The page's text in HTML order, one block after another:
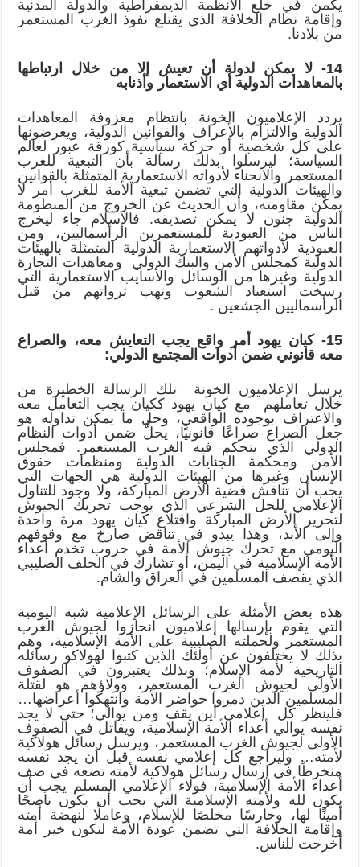
يكمن في خلع الأنظمة الديمقراطية والدولة المدنية
وإقامة نظام الخلافة الذي يقتلع نفوذ الغرب المستعمر
من بلادنا.
14- لا يمكن لدولة أن تعيش إلا من خلال ارتباطها
بالمعاهدات الدولية أي الاستعمار وأذنابه
يردد الإعلاميون الخونة بانتظام معزوفة المعاهدات
الدولية والالتزام بالأعراف والقوانين الدولية، ويعرضونها
على كل شخصية أو حركة سياسية كورقة عبور لعالم
السياسة؛ ليرسلوا بذلك رسالة بأن التبعية للغرب
المستعمر والانحناء لأدواته الاستعمارية المتمثلة بالقوانين
والهيئات الدولية التي تضمن تبعية الأمة للغرب أمر لا
يمكن مقاومته، وأن الحديث عن الخروج من المنظومة
الدولية جنون لا يمكن تصديقه. فالإسلام جاء ليخرج
الناس من العبودية للمستعمرين الرأسماليين، ومن
العبودية لأدواتهم الاستعمارية الدولية المتمثلة بالهيئات
الدولية كمجلس الأمن والبنك الدولي ومعاهدات التجارة
الدولية وغيرها من الوسائل والأسايب الاستعمارية التي
رسخت استعباد الشعوب ونهب ثرواتهم من قبل
الرأسماليين الجشعين .
15- كيان يهود أمر واقع يجب التعايش معه، والصراع
معه قانوني ضمن أدوات المجتمع الدولي:
يرسل الإعلاميون الخونة تلك الرسالة الخطيرة من
خلال تعاملهم مع كيان يهود ككيان يجب التعامل معه
والاعتراف بوجوده الواقعي، وجل ما يمكن تداوله هو
جعل الصراع صراعًا قانونيًا، يحلُّ ضمن أدوات النظام
الدولي الذي يتحكم فيه الغرب المستعمر. فمجلس
الأمن ومحكمة الجنايات الدولية ومنظمات حقوق
الإنسان وغيرها من الهيئات الدولية هي الجهات التي
يجب أن تناقش قضية الأرض المباركة، ولا وجود للتناول
الإعلامي للحل الشرعي الذي يوجب تحريك الجيوش
لتحرير الأرض المباركة واقتلاع كيان يهود مرة واحدة
وإلى الأبد، وهذا يبدو في تناقض صارخ مع وقوفهم
اليومي مع تحرك جيوش الأمة في حروب تخدم أعداء
الأمة الإسلامية في اليمن، أو تشارك في الحلف الصليبي
الذي يقصف المسلمين في العراق والشام.
هذه بعض الأمثلة على الرسائل الإعلامية شبه اليومية
التي يقوم بإرسالها إعلاميون انحازوا لجيوش الغرب
المستعمر ولحملته الصليبية على الأمة الإسلامية، وهم
بذلك لا يختلفون عن أولئك الذين كتبوا لهولاكو رسائله
التاريخية لأمة الإسلام؛ وبذلك يعتبرون في الصفوف
الأولى لجيوش الغرب المستعمر، وولاؤهم هو لقتلة
المسلمين الذين دمروا حواضر الأمة وانتهكوا أعراضها…
فلينظر كل إعلامي أين يقف ومن يوالي؛ حتى لا يجد
نفسه يوالي أعداء الأمة الإسلامية، ويقاتل في الصفوف
الأولى لجيوش الغرب المستعمر، ويرسل رسائل هولاكية
لأمته… وليراجع كل إعلامي نفسه قبل أن يجد نفسه
منخرطًا في إرسال رسائل هولاكية لأمته تضعه في صف
أعداء الأمة الإسلامية، فولاء الإعلامي المسلم يجب أن
يكون لله ولأمته الإسلامية التي يجب أن يكون ناصحًا
أمينًا لها، وحارسًا مخلصًا للإسلام، وعاملًا لنهضة أمته
وإقامة الخلافة التي تضمن عودة الأمة لتكون خير أمة
أخرجت للناس.